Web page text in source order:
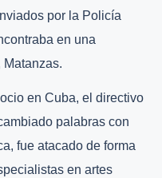
por la Policía
en una
en Cuba, el directivo
palabras con
fue atacado de forma
en artes